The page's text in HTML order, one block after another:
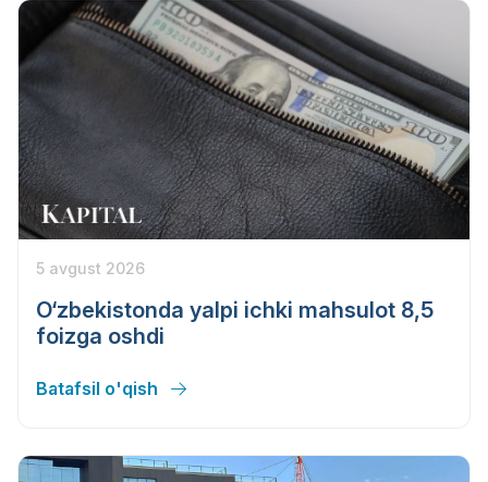
5 avgust 2026
O‘zbekistonda yalpi ichki mahsulot 8,5
foizga oshdi
Batafsil o'qish